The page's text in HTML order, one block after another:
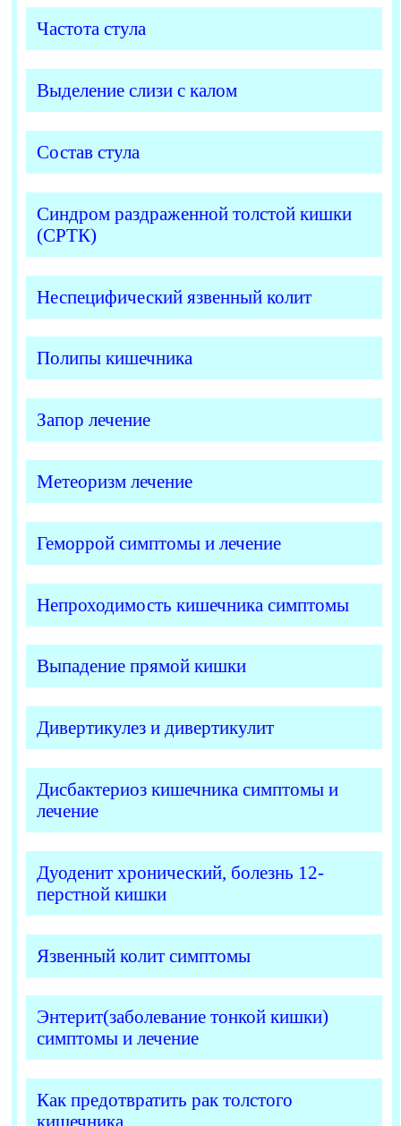
Частота стула
Выделение слизи с калом
Состав стула
Синдром раздраженной толстой кишки
(СРТК)
Неспецифический язвенный колит
Полипы кишечника
Запор лечение
Метеоризм лечение
Геморрой симптомы и лечение
Непроходимость кишечника симптомы
Выпадение прямой кишки
Дивертикулез и дивертикулит
Дисбактериоз кишечника симптомы и
лечение
Дуоденит хронический, болезнь 12-
перстной кишки
Язвенный колит симптомы
Энтерит(заболевание тонкой кишки)
симптомы и лечение
Как предотвратить рак толстого
кишечника